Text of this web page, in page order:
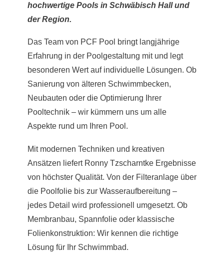
hochwertige Pools in Schwäbisch Hall und
der Region.
Das Team von PCF Pool bringt langjährige
Erfahrung in der Poolgestaltung mit und legt
besonderen Wert auf individuelle Lösungen. Ob
Sanierung von älteren Schwimmbecken,
Neubauten oder die Optimierung Ihrer
Pooltechnik – wir kümmern uns um alle
Aspekte rund um Ihren Pool.
Mit modernen Techniken und kreativen
Ansätzen liefert Ronny Tzscharntke Ergebnisse
von höchster Qualität. Von der Filteranlage über
die Poolfolie bis zur Wasseraufbereitung –
jedes Detail wird professionell umgesetzt. Ob
Membranbau, Spannfolie oder klassische
Folienkonstruktion: Wir kennen die richtige
Lösung für Ihr Schwimmbad.